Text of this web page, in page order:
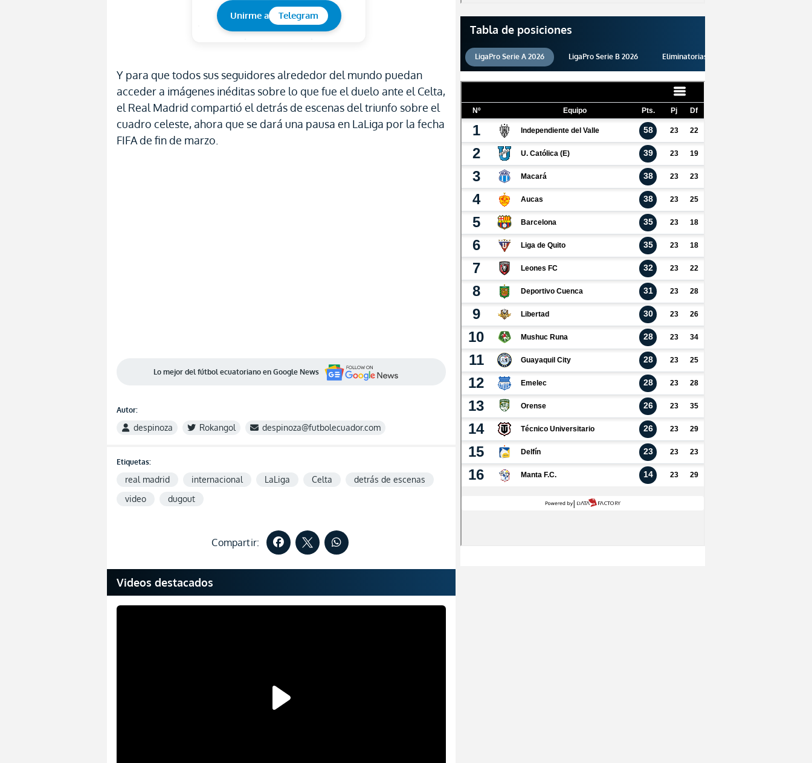
Unirme a Telegram
Y para que todos sus seguidores alrededor del mundo puedan
acceder a imágenes inéditas sobre lo que fue el duelo ante el Celta,
el Real Madrid compartió el detrás de escenas del triunfo sobre el
cuadro celeste, ahora que se dará una pausa en LaLiga por la fecha
FIFA de fin de marzo.
Lo mejor del fútbol ecuatoriano en Google News
Autor:
despinoza Rokangol despinoza@futbolecuador.com
Etiquetas:
real madrid internacional LaLiga Celta
detrás de escenas
video
dugout
Compartir:
Videos destacados
Tabla de posiciones
LigaPro Serie A 2026 LigaPro Serie B 2026 Eliminatorias 2026